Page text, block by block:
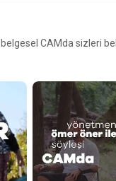
CAMda sizleri